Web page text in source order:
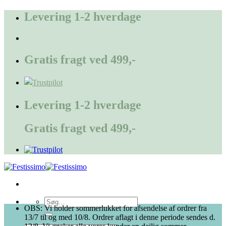
FortsætLevering 1-2 hverdage
Gratis fragt ved 499,-
Levering 1-2 hverdage
Gratis fragt ved 499,-
Søg
efter:
OBS: Vi holder sommerlukket for afsendelse af ordrer fra
13/7 til og med 10/8. Ordrer aflagt i denne periode sendes d.